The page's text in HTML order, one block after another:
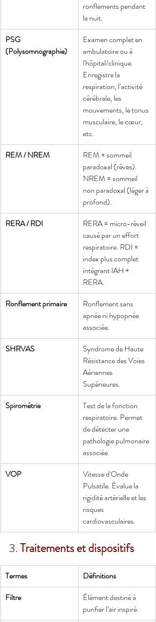
ronflements pendant
la nuit.
PSG
(Polysomnographie)
Examen complet en
ambulatoire ou à
l'hôpital/clinique.
Enregistre la
respiration, l’activité
cérébrale, les
mouvements, le tonus
musculaire, le cœur,
etc.
REM / NREM
REM = sommeil
paradoxal (rêves).
NREM = sommeil
non paradoxal (léger à
profond).
RERA / RDI
RERA = micro-réveil
causé par un effort
respiratoire. RDI =
index plus complet
intégrant IAH +
RERA.
Ronflement primaire
Ronflement sans
apnée ni hypopnée
associée.
SHRVAS
Syndrome de Haute
Résistance des Voies
Aériennes
Supérieures.
Spirométrie
Test de la fonction
respiratoire. Permet
de détecter une
pathologie pulmonaire
associée.
VOP
Vitesse d'Onde
Pulsatile. Évalue la
rigidité artérielle et les
risques
cardiovasculaires.
3. Traitements et dispositifs
Termes
Définitions
Filtre
Élément destiné à
purifier l’air inspiré.